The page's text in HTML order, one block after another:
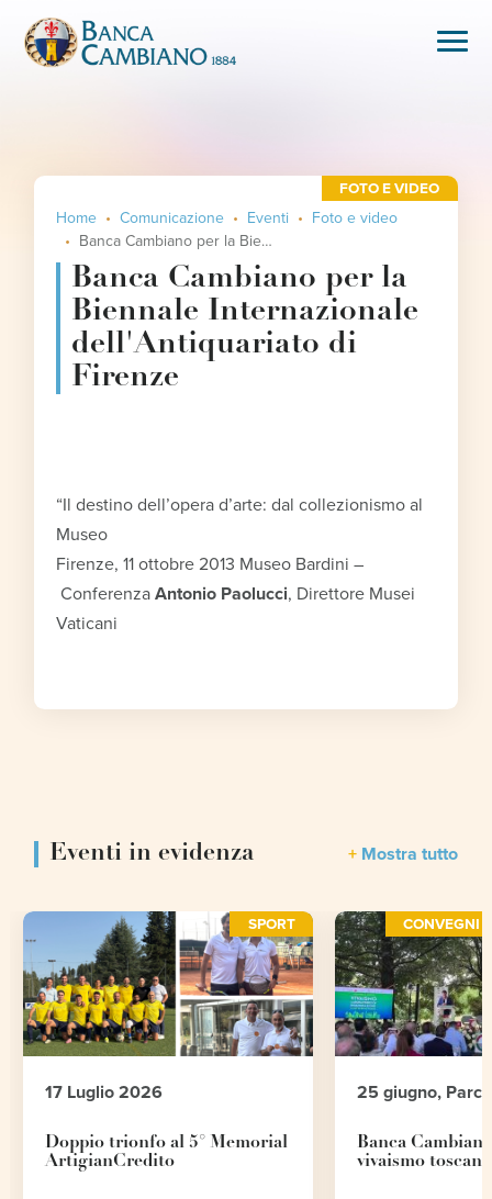
Home Comunicazione Eventi
Foto e video
Banca Cambiano per la Biennale Internazionale dell'Antiquariato di Firenze
Banca Cambiano per la
Biennale Internazionale
dell'Antiquariato di
Firenze
FOTO E VIDEO
“Il destino dell’opera d’arte: dal collezionismo al
Museo
Firenze, 11 ottobre 2013 Museo Bardini –
ConferenzaAntonio Paolucci, Direttore Musei
Vaticani
Eventi in evidenza Mostra tutto
SPORT
17 Luglio 2026
Doppio trionfo al 5° Memorial
ArtigianCredito
CONVEGNI
25 giugno,
Banca
vivaismo toscano